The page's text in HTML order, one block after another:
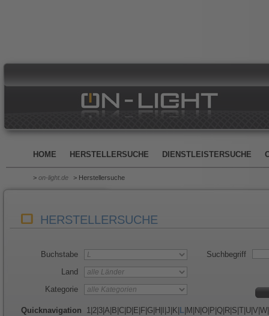
HOME HERSTELLERSUCHE DIENSTLEISTERSUCHE
> on-light.de > Herstellersuche
HERSTELLERSUCHE
Buchstabe
Land
Kategorie
Suchbegriff
Quicknavigation 1 2 3 A B C D E F G H J K L M N O P Q R S T U V W